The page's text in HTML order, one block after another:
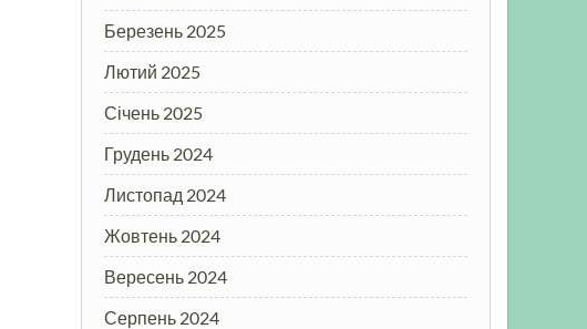
Березень 2025
Лютий 2025
Січень 2025
Грудень 2024
Листопад 2024
Жовтень 2024
Вересень 2024
Серпень 2024